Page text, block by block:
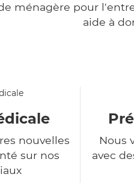
ménagère pour
aide à
nouvelles
sur nos
Nous
avec